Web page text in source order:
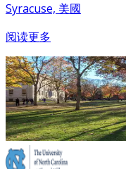
Syracuse, 美國
阅读更多